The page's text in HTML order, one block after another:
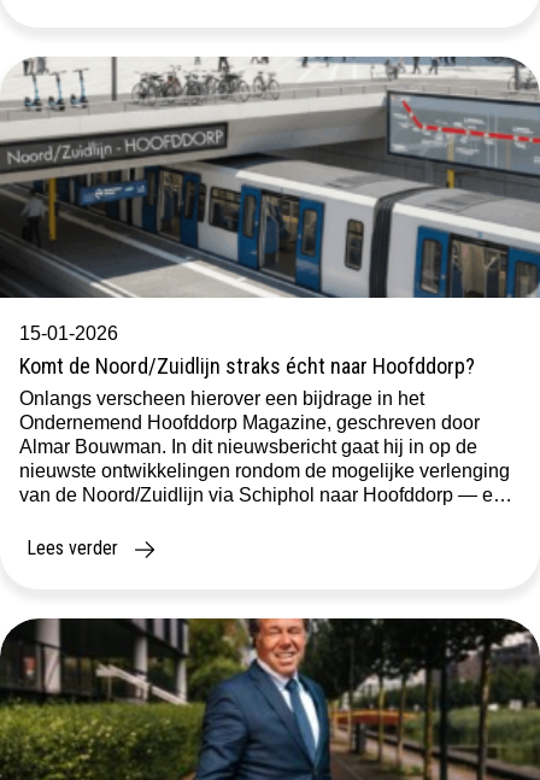
15-01-2026
Komt de Noord/Zuidlijn straks écht naar Hoofddorp?
Onlangs verscheen hierover een bijdrage in het
Ondernemend Hoofddorp Magazine, geschreven door
Almar Bouwman. In dit nieuwsbericht gaat hij in op de
nieuwste ontwikkelingen rondom de mogelijke verlenging
van de Noord/Zuidlijn via Schiphol naar Hoofddorp — een
wonen en werken in de regio. Noord/Zuidlijn In het
Lees verder